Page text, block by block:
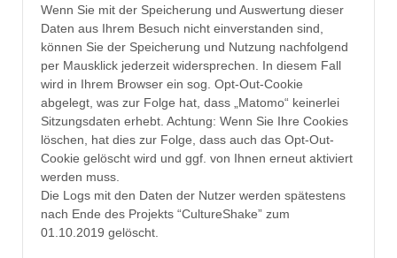
Wenn Sie mit der Speicherung und Auswertung dieser
Daten aus Ihrem Besuch nicht einverstanden sind,
können Sie der Speicherung und Nutzung nachfolgend
per Mausklick jederzeit widersprechen. In diesem Fall
wird in Ihrem Browser ein sog. Opt-Out-Cookie
abgelegt, was zur Folge hat, dass „Matomo“ keinerlei
Sitzungsdaten erhebt. Achtung: Wenn Sie Ihre Cookies
löschen, hat dies zur Folge, dass auch das Opt-Out-
Cookie gelöscht wird und ggf. von Ihnen erneut aktiviert
werden muss.
Die Logs mit den Daten der Nutzer werden spätestens
nach Ende des Projekts “CultureShake” zum
01.10.2019 gelöscht.